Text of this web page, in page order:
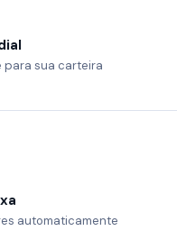
para sua carteira
automaticamente